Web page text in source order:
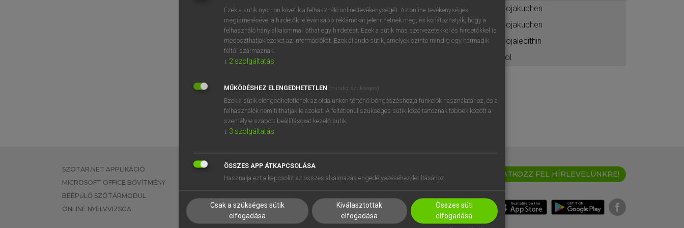
BELÉPÉS
regisztrálok ésbelépek.
REGISZTRÁCIÓ
Sojakuchen
Sojakuchen
Sojalecithin
sol
SZOTAR.NET APPLIKÁCIÓ
MICROSOFT OFFICE BŐVÍTMÉNY
BEÉPÜLŐ SZÓTÁRMODUL
ONLINE NYELVVIZSGA
EGYÉNI FELHASZNÁLÓKNAK
TANULÓKNAK
VÁLLALATI MEGOLDÁSOK
SÚGÓ
RÓLUNK
SÜTI BEÁLLÍTÁSOK
IRATKOZZ FEL HÍRLEVELÜNKRE!
Ezek a sütik nyomon követik a felhasználó online tevékenységét. Az online tevékenységek
megismerésével a hirdetők relevánsabb reklámokat jeleníthetnek meg, és korlátozhatják, hogy a
felhasználó hány alkalommal láthat egy hirdetést. Ezek a sütik más szervezetekkel és hirdetőkkel is
megoszthatják ezeket az információkat. Ezek állandó sütik, amelyek szinte mindig egy harmadik
féltől származnak.
↓ 2 szolgáltatás
MŰKÖDÉSHEZ ELENGEDHETETLEN (mindig szükséges)
Ezek a sütik elengedhetetlenek az oldalunkon történő böngészéshez,a funkciók használatához, és a
felhasználók nem tilthatják le azokat. A feltétlenül szükséges sütik közé tartoznak többek között a
személyre szabott beállításokat kezelő sütik.
↓ 3 szolgáltatás
ÖSSZES APP ÁTKAPCSOLÁSA
Használja ezt a kapcsolót az összes alkalmazás engedélyezéséhez/letiltásához.
Csak a szükséges sütik
elfogadása
Kiválasztottak
elfogadása
Összes süti
elfogadása